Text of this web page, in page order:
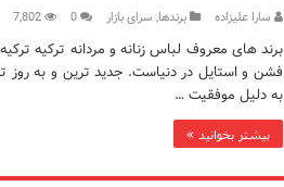
سارا علیزاده برندها, سرای بازار 0
7,802
برند های معروف لباس زنانه و مردانه ترکیه
فشن و استایل در دنیاست. جدید ترین و به روز
به دلیل موفقیت …
بیشتر بخوانید »